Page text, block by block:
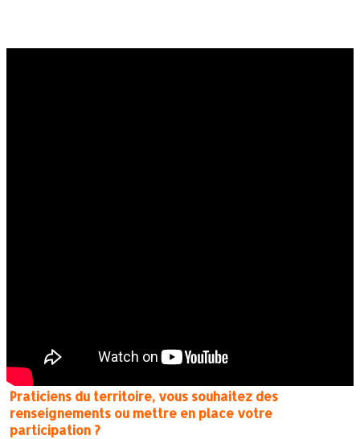
Praticiens du territoire, vous souhaitez des
renseignements ou mettre en place votre
participation ?